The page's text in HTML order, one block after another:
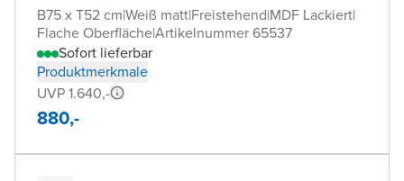
B75 x T52 cm|Weiß matt|Freistehend|MDF Lackiert|
Flache Oberfläche|Artikelnummer 65537
Sofort lieferbar
Produktmerkmale
UVP 1.640,-
880,-